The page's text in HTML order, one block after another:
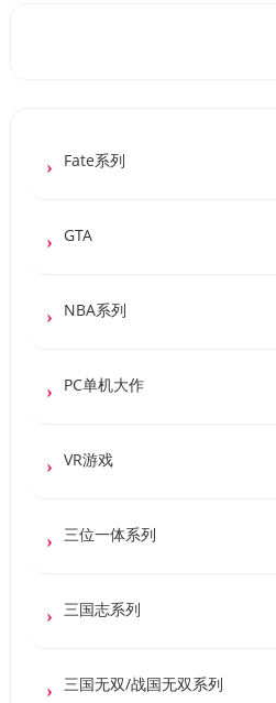
Fate系列
GTA
NBA系列
PC单机大作
VR游戏
三位一体系列
三国志系列
三国无双/战国无双系列